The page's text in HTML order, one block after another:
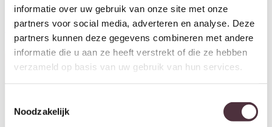
informatie over uw gebruik van onze site met onze
partners voor social media, adverteren en analyse. Deze
partners kunnen deze gegevens combineren met andere
informatie die u aan ze heeft verstrekt of die ze hebben
verzameld op basis van uw gebruik van hun services.
Noodzakelijk
Aanbieding! Aanbieding!